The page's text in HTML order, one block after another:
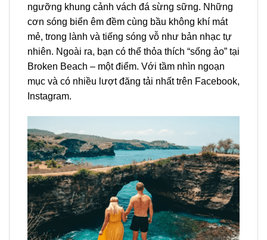
ngưỡng khung cảnh vách đá sừng sững. Những
cơn sóng biển êm đềm cùng bầu không khí mát
mẻ, trong lành và tiếng sóng vỗ như bản nhạc tự
nhiên. Ngoài ra, bạn có thể thỏa thích “sống ảo” tại
Broken Beach – một điểm. Với tầm nhìn ngoạn
mục và có nhiều lượt đăng tải nhất trên Facebook,
Instagram.